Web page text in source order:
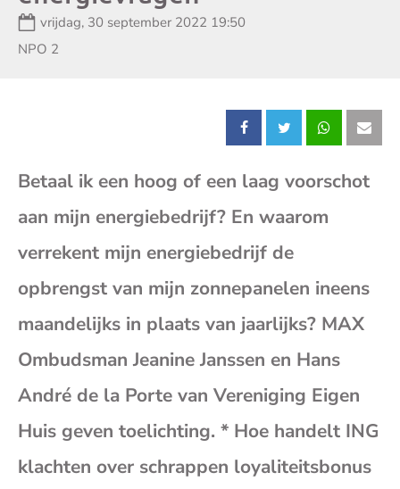
Datum:
vrijdag, 30 september 2022 19:50
Zender:
NPO 2
Deel
dit
bericht
op
Facebook
Deel
dit
op
X
Deel
dit
op
je
Betaal ik een hoog of een laag voorschot
aan mijn energiebedrijf? En waarom
verrekent mijn energiebedrijf de
opbrengst van mijn zonnepanelen ineens
maandelijks in plaats van jaarlijks? MAX
Ombudsman Jeanine Janssen en Hans
André de la Porte van Vereniging Eigen
Huis geven toelichting. * Hoe handelt ING
klachten over schrappen loyaliteitsbonus